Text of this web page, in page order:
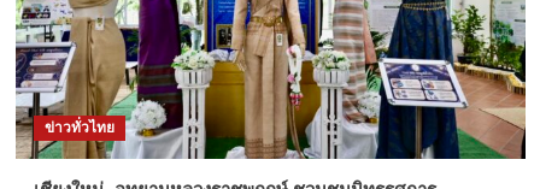
ข่าวทั่วไทย